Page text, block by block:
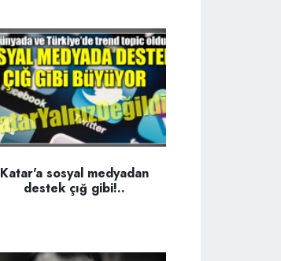
Katar'a sosyal medyadan
destek çığ gibi!..